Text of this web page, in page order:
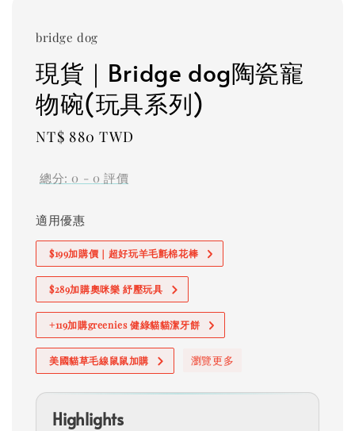
bridge dog
現貨｜Bridge dog陶瓷寵
物碗(玩具系列)
Regular
NT$ 880 TWD
總分: 0 - 0 評價
適用優惠
$199加購價｜超好玩羊毛氈棉花棒
$289加購奧咪樂 紓壓玩具
+119加購greenies 健綠貓貓潔牙餅
美國貓草毛線鼠鼠加購 瀏覽更多
Highlights